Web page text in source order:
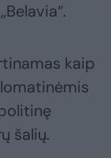
kaip
šalių.